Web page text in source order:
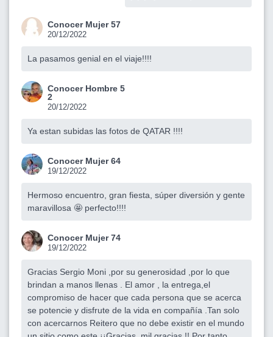
Conocer Mujer 57
20/12/2022
La pasamos genial en el viaje!!!!
Conocer Hombre 5
2
20/12/2022
Ya estan subidas las fotos de QATAR !!!!
Conocer Mujer 64
19/12/2022
Hermoso encuentro, gran fiesta, súper diversión y gente
maravillosa 🤩 perfecto!!!!
Conocer Mujer 74
19/12/2022
Gracias Sergio Moni ,por su generosidad ,por lo que
brindan a manos llenas . El amor , la entrega,el
compromiso de hacer que cada persona que se acerca
se potencie y disfrute de la vida en compañía .Tan solo
con acercarnos Reitero que no debe existir en el mundo